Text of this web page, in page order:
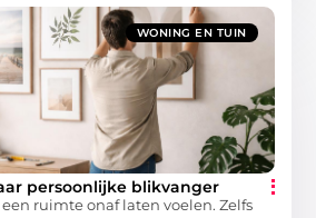
WONING EN TUIN
persoonlijke blikvanger
ruimte onaf laten voelen. Zelfs